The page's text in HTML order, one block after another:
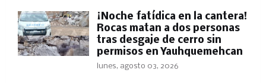
​¡Noche fatídica en la cantera!
Rocas matan a dos personas
tras desgaje de cerro sin
permisos en Yauhquemehcan
lunes, agosto 03, 2026